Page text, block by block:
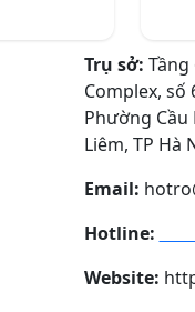
Trụ sở: Tầng
Complex, số
Phường Cầu
Liêm, TP Hà
Email:
Hotline:
Website: